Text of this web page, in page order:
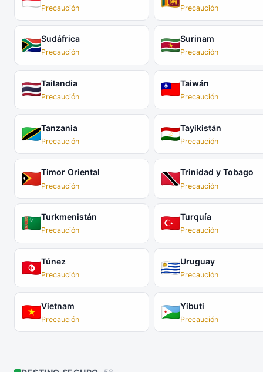
Precaución Precaución
Sudáfrica
Precaución
Surinam
Precaución
Tailandia
Precaución
Taiwán
Precaución
Tanzania
Precaución
Tayikistán
Precaución
Timor Oriental
Precaución
Trinidad y Tobago
Precaución
Turkmenistán
Precaución
Turquía
Precaución
Túnez
Precaución
Uruguay
Precaución
Vietnam
Precaución
Yibuti
Precaución